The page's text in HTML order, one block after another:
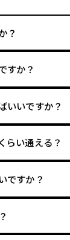
？
すか？
いいですか？
らい通える？
ですか？